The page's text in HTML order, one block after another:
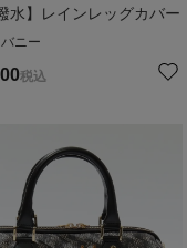
水】レインレッグカバー
ニー
税込